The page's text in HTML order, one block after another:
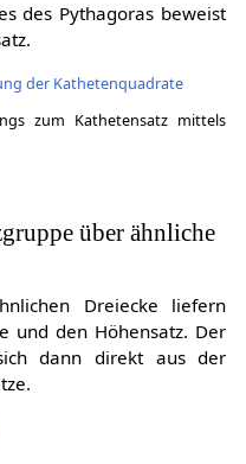
des Pythagoras beweist
zum Kathetensatz mittels
über ähnliche
Dreiecke liefern
und den Höhensatz. Der
dann direkt aus der